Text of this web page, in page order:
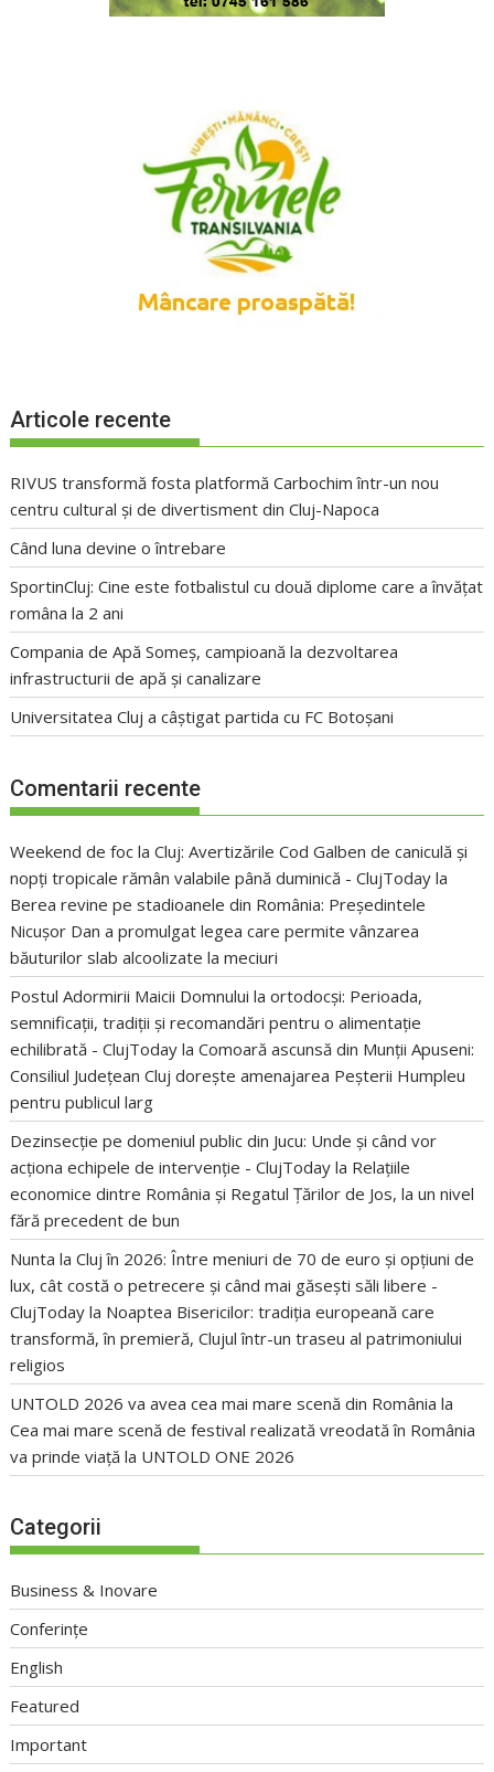
Articole recente
RIVUS transformă fosta platformă Carbochim într-un nou
centru cultural și de divertisment din Cluj-Napoca
Când luna devine o întrebare
SportinCluj: Cine este fotbalistul cu două diplome care a învățat
româna la 2 ani
Compania de Apă Someș, campioană la dezvoltarea
infrastructurii de apă și canalizare
Universitatea Cluj a câștigat partida cu FC Botoșani
Comentarii recente
Weekend de foc la Cluj: Avertizările Cod Galben de caniculă și
nopți tropicale rămân valabile până duminică - ClujToday la
Berea revine pe stadioanele din România: Președintele
Nicușor Dan a promulgat legea care permite vânzarea
băuturilor slab alcoolizate la meciuri
Postul Adormirii Maicii Domnului la ortodocși: Perioada,
semnificații, tradiții și recomandări pentru o alimentație
echilibrată - ClujToday laComoară ascunsă din Munții Apuseni:
Consiliul Județean Cluj dorește amenajarea Peșterii Humpleu
pentru publicul larg
Dezinsecție pe domeniul public din Jucu: Unde și când vor
acționa echipele de intervenție - ClujToday la Relațiile
economice dintre România și Regatul Țărilor de Jos, la un nivel
fără precedent de bun
Nunta la Cluj în 2026: Între meniuri de 70 de euro și opțiuni de
lux, cât costă o petrecere și când mai găsești săli libere -
ClujToday la Noaptea Bisericilor: tradiția europeană care
transformă, în premieră, Clujul într-un traseu al patrimoniului
religios
UNTOLD 2026 va avea cea mai mare scenă din România la
Cea mai mare scenă de festival realizată vreodată în România
va prinde viață la UNTOLD ONE 2026
Categorii
Business & Inovare
Conferințe
English
Featured
Important